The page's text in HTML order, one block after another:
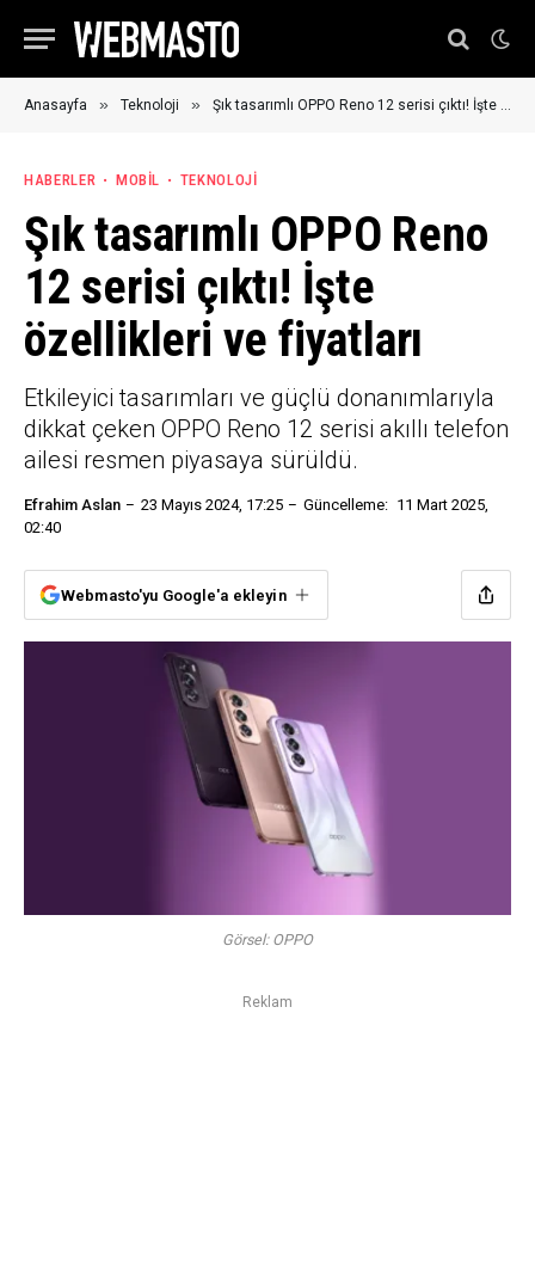
Anasayfa » Teknoloji » Şık tasarımlı OPPO Reno 12 serisi çıktı! İşte özellikleri ve fiyatları
HABERLER MOBIL TEKNOLOJI
Şık tasarımlı OPPO Reno
12 serisi çıktı! İşte
özellikleri ve fiyatları
Etkileyici tasarımları ve güçlü donanımlarıyla
dikkat çeken OPPO Reno 12 serisi akıllı telefon
ailesi resmen piyasaya sürüldü.
Efrahim Aslan 23 Mayıs 2024, 17:25 Güncelleme: 11 Mart 2025,
02:40
Webmasto'yu Google'a ekleyin
Görsel: OPPO
Reklam